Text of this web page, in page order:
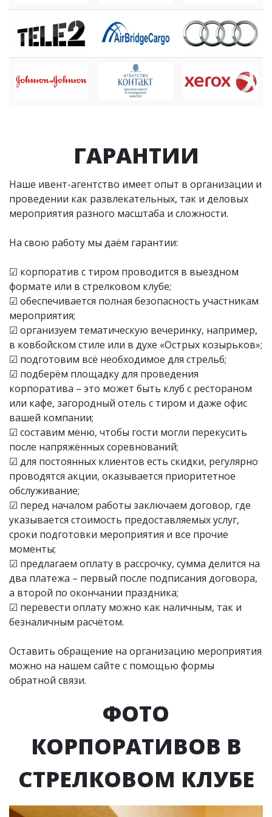
ГАРАНТИИ
Наше ивент-агентство имеет опыт в организации и
проведении как развлекательных, так и деловых
мероприятия разного масштаба и сложности.
На свою работу мы даём гарантии:
☑ корпоратив с тиром проводится в выездном
формате или в стрелковом клубе;
☑ обеспечивается полная безопасность участникам
мероприятия;
☑ организуем тематическую вечеринку, например,
в ковбойском стиле или в духе «Острых козырьков»;
☑ подготовим всё необходимое для стрельб;
☑ подберём площадку для проведения
корпоратива – это может быть клуб с рестораном
или кафе, загородный отель с тиром и даже офис
вашей компании;
☑ составим меню, чтобы гости могли перекусить
после напряжённых соревнований;
☑ для постоянных клиентов есть скидки, регулярно
проводятся акции, оказывается приоритетное
обслуживание;
☑ перед началом работы заключаем договор, где
указывается стоимость предоставляемых услуг,
сроки подготовки мероприятия и все прочие
моменты;
☑ предлагаем оплату в рассрочку, сумма делится на
два платежа – первый после подписания договора,
а второй по окончании праздника;
☑ перевести оплату можно как наличным, так и
безналичным расчётом.
Оставить обращение на организацию мероприятия
можно на нашем сайте с помощью формы
обратной связи.
ФОТО
КОРПОРАТИВОВ В
СТРЕЛКОВОМ КЛУБЕ